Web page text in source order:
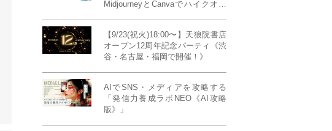
視聴対応／限定4席》
MidjourneyとCanvaでハイクオリ
【9/23(祝火)18:00〜】天狼院書店
オープン12周年記念パーティ《渋
谷・名古屋・福岡で開催！》
AIでSNS・メディアを攻略する
「発信力養成ラボNEO《AI攻略
版》」